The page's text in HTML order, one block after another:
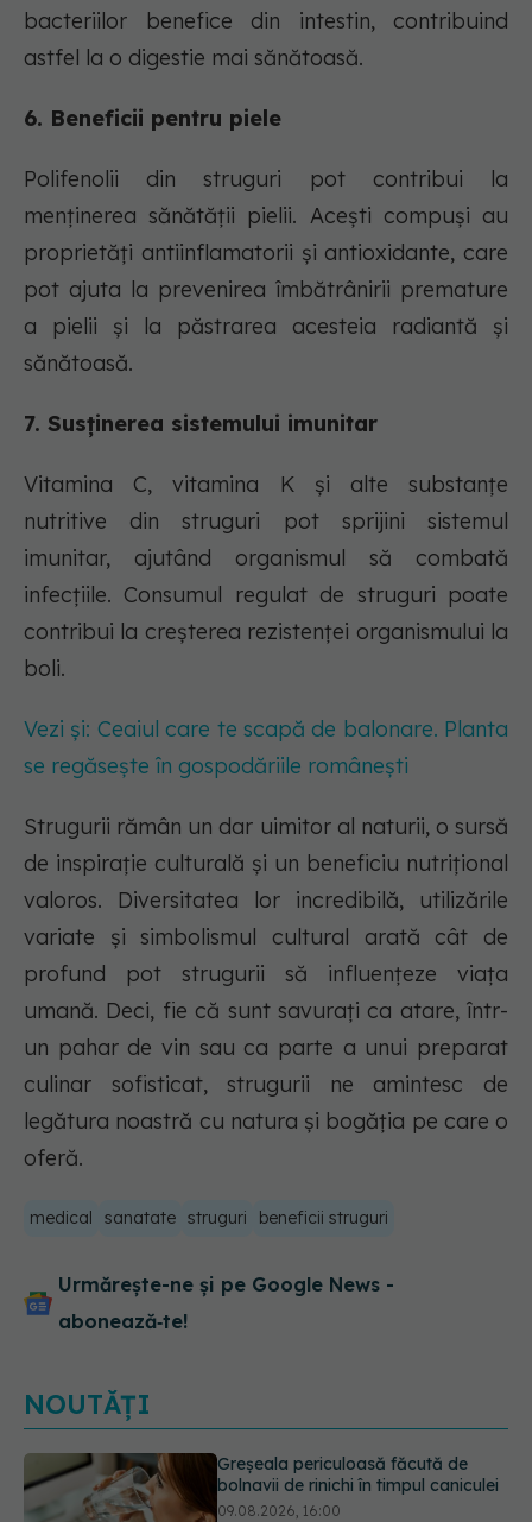
bacteriilor benefice din intestin, contribuind
astfel la o digestie mai sănătoasă.
6. Beneficii pentru piele
Polifenolii din struguri pot contribui la
menținerea sănătății pielii. Acești compuși au
proprietăți antiinflamatorii și antioxidante, care
pot ajuta la prevenirea îmbătrânirii premature
a pielii și la păstrarea acesteia radiantă și
sănătoasă.
7. Susținerea sistemului imunitar
Vitamina C, vitamina K și alte substanțe
nutritive din struguri pot sprijini sistemul
imunitar, ajutând organismul să combată
infecțiile. Consumul regulat de struguri poate
contribui la creșterea rezistenței organismului la
boli.
Vezi și: Ceaiul care te scapă de balonare. Planta
se regăsește în gospodăriile românești
Strugurii rămân un dar uimitor al naturii, o sursă
de inspirație culturală și un beneficiu nutrițional
valoros. Diversitatea lor incredibilă, utilizările
variate și simbolismul cultural arată cât de
profund pot strugurii să influențeze viața
umană. Deci, fie că sunt savurați ca atare, într-
un pahar de vin sau ca parte a unui preparat
culinar sofisticat, strugurii ne amintesc de
legătura noastră cu natura și bogăția pe care o
oferă.
medical sanatate struguri beneficii struguri
Urmărește-ne și pe Google News -
abonează‑te!
NOUTĂȚI
Cum alegem alimentele pe timp de
caniculă. Recomandările